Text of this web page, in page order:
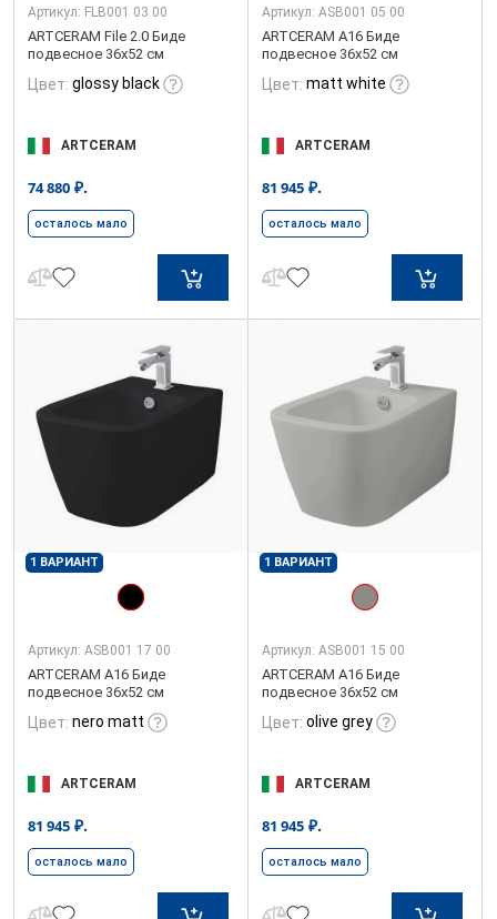
Артикул: FLB001 03 00
ARTCERAM File 2.0 Биде
подвесное 36х52 см
Цвет: glossy black
ARTCERAM
74 880 ₽.
осталось мало
Артикул: ASB001 05 00
ARTCERAM A16 Биде
подвесное 36х52 см
Цвет: matt white
ARTCERAM
81 945 ₽.
осталось мало
1 ВАРИАНТ
Артикул: ASB001 17 00
ARTCERAM A16 Биде
подвесное 36х52 см
Цвет: nero matt
ARTCERAM
81 945 ₽.
осталось мало
1 ВАРИАНТ
Артикул: ASB001 15 00
ARTCERAM A16 Биде
подвесное 36х52 см
Цвет: olive grey
ARTCERAM
81 945 ₽.
осталось мало